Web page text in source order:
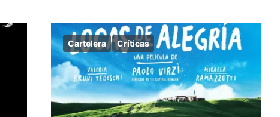
Cartelera Críticas